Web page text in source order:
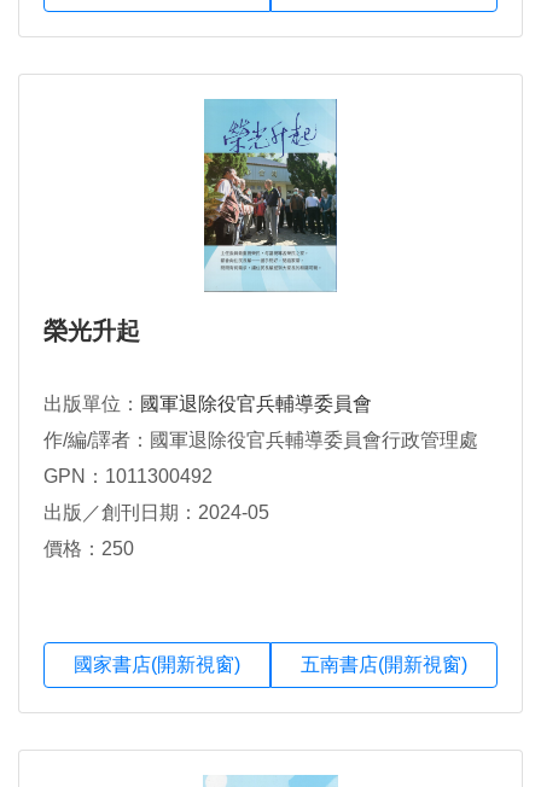
榮光升起
出版單位： 國軍退除役官兵輔導委員會
作/編/譯者：國軍退除役官兵輔導委員會行政管理處
GPN：1011300492
出版／創刊日期：2024-05
價格：250
國家書店(開新視窗) 五南書店(開新視窗)